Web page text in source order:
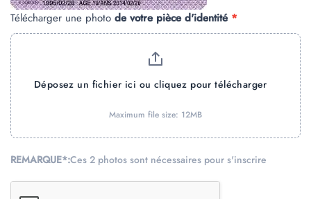
Télécharger une photo de votre pièce d'identité *
Déposez un fichier ici ou cliquez pour télécharger
Maximum file size: 12MB
REMARQUE*:Ces 2 photos sont nécessaires pour s'inscrire